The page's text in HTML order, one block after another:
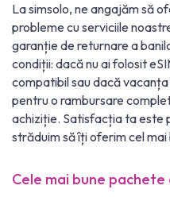
La simsolo, ne angajăm să
probleme cu serviciile
garanție de returnare a
condiții: dacă nu ai folosit
compatibil sau dacă
pentru o rambursare
achiziție. Satisfacția ta este
străduim să îți oferim cel mai
Cele mai bune pachete